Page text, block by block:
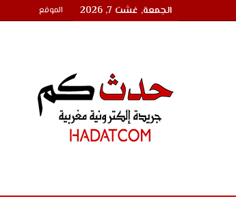
الجمعة, غشت 7, 2026 الموقع